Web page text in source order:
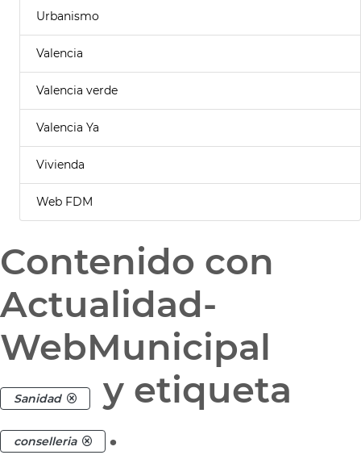
Urbanismo
Valencia
Valencia verde
Valencia Ya
Vivienda
Web FDM
Contenido con
Actualidad-
WebMunicipal
Sanidad y etiqueta
conselleria .